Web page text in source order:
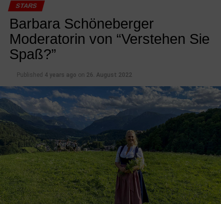
STARS
Barbara Schöneberger
Moderatorin von “Verstehen Sie
Spaß?”
Published 4 years ago on 26. August 2022